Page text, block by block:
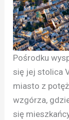
Pośrodku
się jej stolica
miasto z
wzgórza,
się